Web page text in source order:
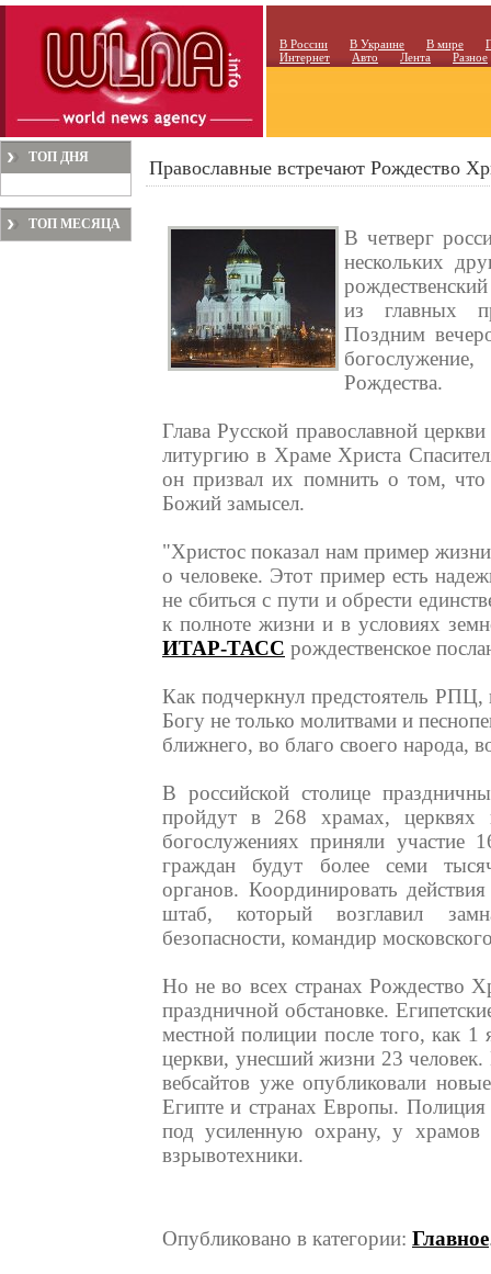
В России В Украине В мире
Интернет
Авто Лента Разное
ТОП ДНЯ
ТОП МЕСЯЦА
Православные встречают Рождество
В четверг
нескольких
из главных
Поздним
Рождества.
Глава Русской православной
литургию в Храме Христа
он призвал их помнить о том,
Божий замысел.
"Христос показал нам пример
о человеке. Этот пример есть
не сбиться с пути и обрести
к полноте жизни и в условиях
ИТАР-ТАСС рождественское
Как подчеркнул предстоятель РПЦ,
Богу не только молитвами и
ближнего, во благо своего народа,
В российской столице
пройдут в 268 храмах,
богослужениях приняли участие
граждан будут более семи
органов. Координировать
штаб, который возглавил
безопасности, командир
Но не во всех странах Рождество
праздничной обстановке.
местной полиции после того, как 1
церкви, унесший жизни 23 человек.
вебсайтов уже опубликовали
Египте и странах Европы. Полиция
под усиленную охрану, у храмов
взрывотехники.
Опубликовано в категории: Главное